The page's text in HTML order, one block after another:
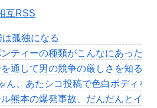
互RSS
孤独になる
ンティーの種類がこんなにあったｗ
を通して男の競争の厳しさを知るｗ
ん、あたシコ投稿で色白ボディを
ル熊本の爆発事故、だんだんとイ